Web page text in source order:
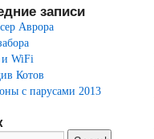
записи
Аврора
WiFi
Котов
с парусами 2013